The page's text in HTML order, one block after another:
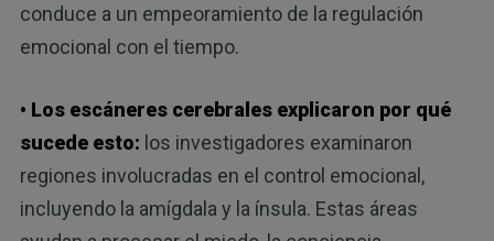
conduce a un empeoramiento de la regulación
emocional con el tiempo.
• Los escáneres cerebrales explicaron por qué
sucede esto: los investigadores examinaron
regiones involucradas en el control emocional,
incluyendo la amígdala y la ínsula. Estas áreas